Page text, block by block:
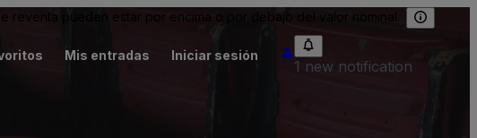
reventa pueden estar por encima o por debajo del valor nominal.
Mis entradas Iniciar sesión
1 new notification